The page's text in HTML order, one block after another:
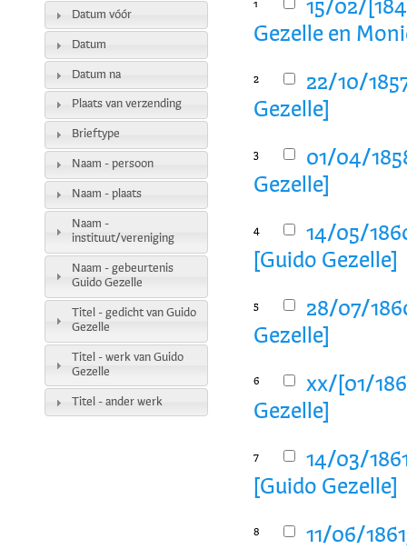
1
15/02/
Gezelle en
2
22/10/
Gezelle]
3
01/04/
Gezelle]
4
14/05/
[Guido Gezelle]
5
28/07/
Gezelle]
6
xx/[01/
Gezelle]
7
14/03/
[Guido Gezelle]
8
11/06/
Datum vóór
Datum
Datum na
Plaats van verzending
Brieftype
Naam - persoon
Naam - plaats
Naam -
instituut/vereniging
Naam - gebeurtenis
Guido Gezelle
Titel - gedicht van Guido
Gezelle
Titel - werk van Guido
Gezelle
Titel - ander werk